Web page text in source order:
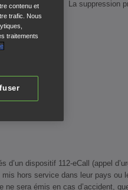
supprimés. La suppression
d’un dispositif 112-eCall (appel
hors service dans leur pays ou
ne sera émis en cas d’accident,
contenu et
trafic. Nous
traitements